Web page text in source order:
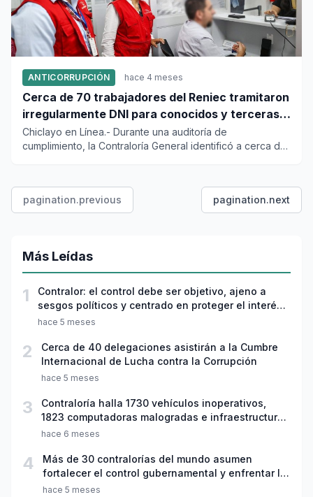
ANTICORRUPCIÓN hace 4 meses
Cerca de 70 trabajadores del Reniec tramitaron
irregularmente DNI para conocidos y terceras
personas
Chiclayo en Línea.- Durante una auditoría de
cumplimiento, la Contraloría General identificó a cerca de
pagination.previous pagination.next
Más Leídas
1
Contralor: el control debe ser objetivo, ajeno a
sesgos políticos y centrado en proteger el interés
público
hace 5 meses
2
Cerca de 40 delegaciones asistirán a la Cumbre
Internacional de Lucha contra la Corrupción
hace 5 meses
3
Contraloría halla 1730 vehículos inoperativos,
1823 computadoras malogradas e infraestructura
deficiente tras operativo en comisarías
hace 6 meses
4
Más de 30 contralorías del mundo asumen
fortalecer el control gubernamental y enfrentar la
corrupción transnacional
hace 5 meses